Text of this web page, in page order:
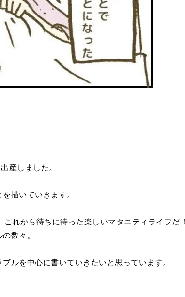
産しました。
描いていきます。
れから待ちに待った楽しいマタニティライフだ！
数々。
ルを中心に書いていきたいと思っています。